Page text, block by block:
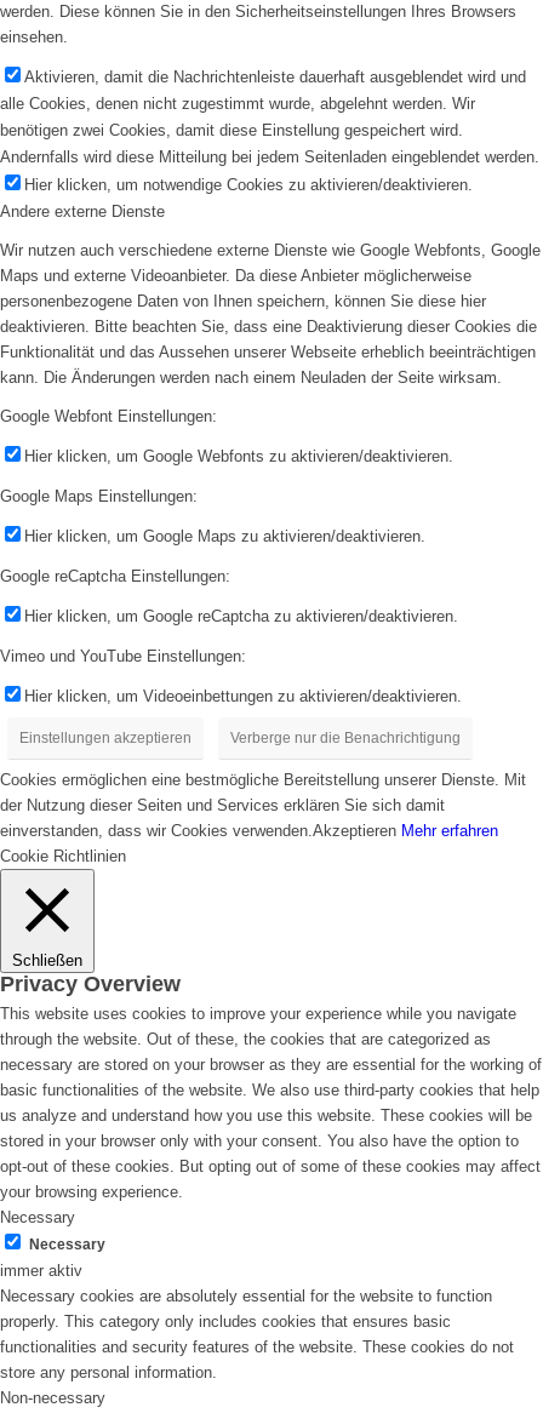
werden. Diese können Sie in den Sicherheitseinstellungen Ihres Browsers
einsehen.
Aktivieren, damit die Nachrichtenleiste dauerhaft ausgeblendet wird und
alle Cookies, denen nicht zugestimmt wurde, abgelehnt werden. Wir
benötigen zwei Cookies, damit diese Einstellung gespeichert wird.
Andernfalls wird diese Mitteilung bei jedem Seitenladen eingeblendet werden.
Hier klicken, um notwendige Cookies zu aktivieren/deaktivieren.
Andere externe Dienste
Wir nutzen auch verschiedene externe Dienste wie Google Webfonts, Google
Maps und externe Videoanbieter. Da diese Anbieter möglicherweise
personenbezogene Daten von Ihnen speichern, können Sie diese hier
deaktivieren. Bitte beachten Sie, dass eine Deaktivierung dieser Cookies die
Funktionalität und das Aussehen unserer Webseite erheblich beeinträchtigen
kann. Die Änderungen werden nach einem Neuladen der Seite wirksam.
Google Webfont Einstellungen:
Hier klicken, um Google Webfonts zu aktivieren/deaktivieren.
Google Maps Einstellungen:
Hier klicken, um Google Maps zu aktivieren/deaktivieren.
Google reCaptcha Einstellungen:
Hier klicken, um Google reCaptcha zu aktivieren/deaktivieren.
Vimeo und YouTube Einstellungen:
Hier klicken, um Videoeinbettungen zu aktivieren/deaktivieren.
Einstellungen akzeptieren Verberge nur die Benachrichtigung
Cookies ermöglichen eine bestmögliche Bereitstellung unserer Dienste. Mit
der Nutzung dieser Seiten und Services erklären Sie sich damit
einverstanden, dass wir Cookies verwenden.Akzeptieren Mehr erfahren
Cookie Richtlinien
Schließen
Privacy Overview
This website uses cookies to improve your experience while you navigate
through the website. Out of these, the cookies that are categorized as
necessary are stored on your browser as they are essential for the working of
basic functionalities of the website. We also use third-party cookies that help
us analyze and understand how you use this website. These cookies will be
stored in your browser only with your consent. You also have the option to
opt-out of these cookies. But opting out of some of these cookies may affect
your browsing experience.
Necessary
Necessary
immer aktiv
Necessary cookies are absolutely essential for the website to function
properly. This category only includes cookies that ensures basic
functionalities and security features of the website. These cookies do not
store any personal information.
Non-necessary